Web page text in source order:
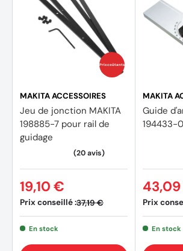
Prix coûtants
MAKITA ACCESSOIRES
Jeu de jonction MAKITA
198885-7 pour rail de
guidage
Prix conseillé :37,19 €
19,10 €
En stock
MAKITA
Guide
194433-0
Prix
En stock